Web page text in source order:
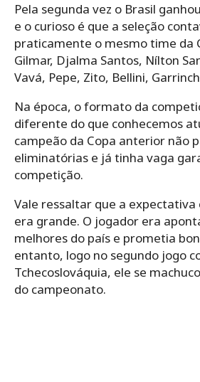
Pela segunda vez o Brasil
e o curioso é que a seleção
praticamente o mesmo time da
Gilmar, Djalma Santos, Nílton
Vavá, Pepe, Zito, Bellini,
Na época, o formato da
diferente do que conhecemos
campeão da Copa anterior não
eliminatórias e já tinha vaga
competição.
Vale ressaltar que a expectativa
era grande. O jogador era
melhores do país e prometia
entanto, logo no segundo jogo
Tchecoslováquia, ele se
do campeonato.